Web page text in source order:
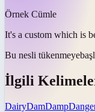
Örnek Cümle
It's a custom which is
Bu nesli tükenmeye
İlgili
DairyDamDamp